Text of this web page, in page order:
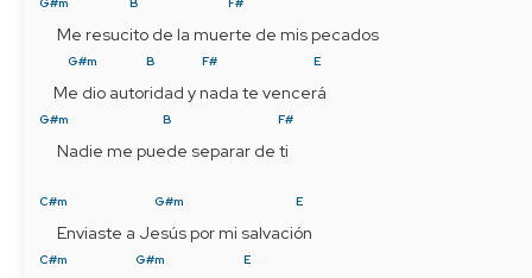
Me resucito de la muerte de mis pecados
G#m B F# E
Me dio autoridad y nada te vencerá
G#m B F#
Nadie me puede separar de ti
C#m G#m E
Enviaste a Jesús por mi salvación
C#m G#m E